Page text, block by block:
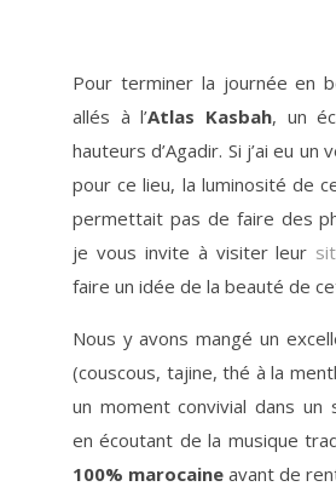
Pour terminer la journée en
allés à l’Atlas Kasbah, un
hauteurs d’Agadir. Si j’ai eu
pour ce lieu, la luminosité de
permettait pas de faire des
je vous invite à visiter leur
faire un idée de la beauté de
Nous y avons mangé un
(couscous, tajine, thé à la
un moment convivial dans un
en écoutant de la musique
100% marocaine avant de